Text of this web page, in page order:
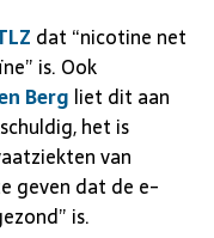
dat “nicotine net
is. Ook
Berg liet dit aan
het is
van
geven dat de e-
is.